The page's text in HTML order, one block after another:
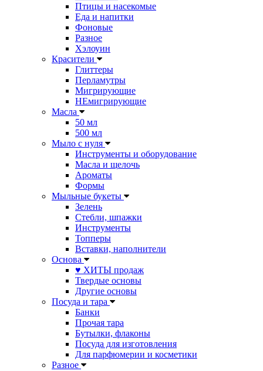
Птицы и насекомые
Еда и напитки
Фоновые
Разное
Хэлоуин
Красители
Глиттеры
Перламутры
Мигрирующие
НЕмигрирующие
Масла
50 мл
500 мл
Мыло с нуля
Инструменты и оборудование
Масла и щелочь
Ароматы
Формы
Мыльные букеты
Зелень
Стебли, шпажки
Инструменты
Топперы
Вставки, наполнители
Основа
♥ ХИТЫ продаж
Твердые основы
Другие основы
Посуда и тара
Банки
Прочая тара
Бутылки, флаконы
Посуда для изготовления
Для парфюмерии и косметики
Разное